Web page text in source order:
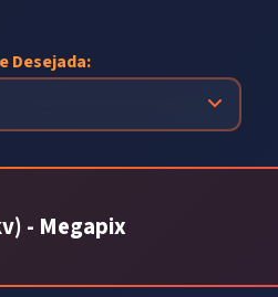
Desejada:
- Megapix